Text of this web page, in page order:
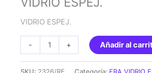
VIDRIO ESPEJ.
-
ESPEJ.
+ Añadir al